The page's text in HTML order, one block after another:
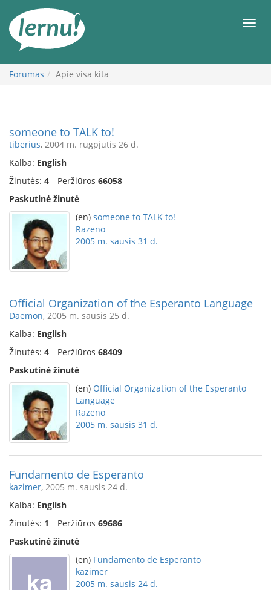
turinį
Forumas Apie visa kita
someone to TALK to!
tiberius, 2004 m. rugpjūtis 26 d.
Kalba: English
Žinutės: 4 Peržiūros 66058
Paskutinė žinutė
(en) someone to TALK to!
Razeno
2005 m. sausis 31 d.
Official Organization of the Esperanto Language
Daemon, 2005 m. sausis 25 d.
Kalba: English
Žinutės: 4 Peržiūros 68409
Paskutinė žinutė
(en) Official Organization of the Esperanto
Language
Razeno
2005 m. sausis 31 d.
Fundamento de Esperanto
kazimer, 2005 m. sausis 24 d.
Kalba: English
Žinutės: 1 Peržiūros 69686
Paskutinė žinutė
(en) Fundamento de Esperanto
kazimer
2005 m. sausis 24 d.